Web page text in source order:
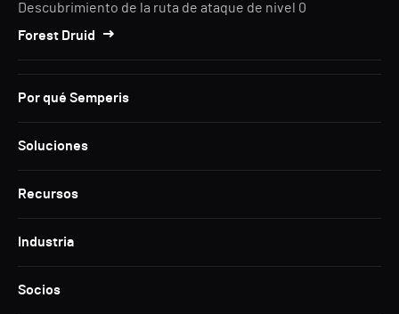
Descubrimiento de la ruta de ataque de nivel 0
Forest Druid
Por qué Semperis
Soluciones
Recursos
Industria
Socios